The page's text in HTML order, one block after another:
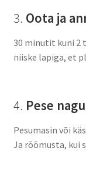
3. Oota ja
30 minutit kuni 2
niiske lapiga, et
4. Pese
Pesumasin või
Ja rõõmusta, kui